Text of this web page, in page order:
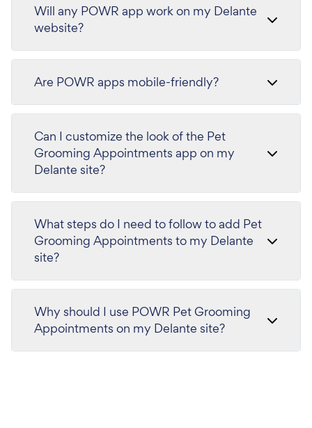
Will any POWR app work on my Delante
website?
Are POWR apps mobile-friendly?
Can I customize the look of the Pet
Grooming Appointments app on my
Delante site?
What steps do I need to follow to add Pet
Grooming Appointments to my Delante
site?
Why should I use POWR Pet Grooming
Appointments on my Delante site?